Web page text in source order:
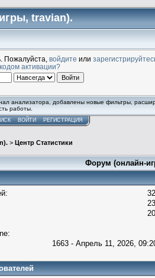
travian).
. Пожалуйста, войдите или
активации?
анализатора, добавлены новые фильтры,
работы.
ВОЙТИ РЕГИСТРАЦИЯ
> Центр Статистики
Форум (онлайн-
1663 - Апрель 11, 2026,